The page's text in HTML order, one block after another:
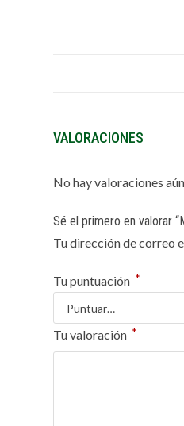
VALORACIONES
No hay valoraciones
Sé el primero en valorar
Tu dirección de correo
Tu puntuación *
Tu valoración *